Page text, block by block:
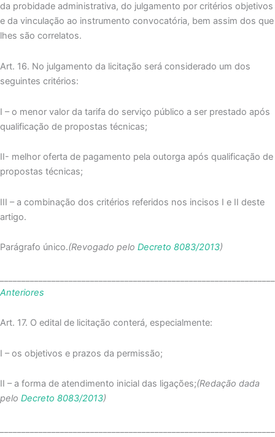
da probidade administrativa, do julgamento por critérios objetivos
e da vinculação ao instrumento convocatória, bem assim dos que
lhes são correlatos.
Art. 16. No julgamento da licitação será considerado um dos
seguintes critérios:
I – o menor valor da tarifa do serviço público a ser prestado após
qualificação de propostas técnicas;
II- melhor oferta de pagamento pela outorga após qualificação de
propostas técnicas;
III – a combinação dos critérios referidos nos incisos I e II deste
artigo.
Parágrafo único.(Revogado pelo Decreto 8083/2013)
Anteriores
Art. 17. O edital de licitação conterá, especialmente:
I – os objetivos e prazos da permissão;
II – a forma de atendimento inicial das ligações;(Redação dada
pelo Decreto 8083/2013)